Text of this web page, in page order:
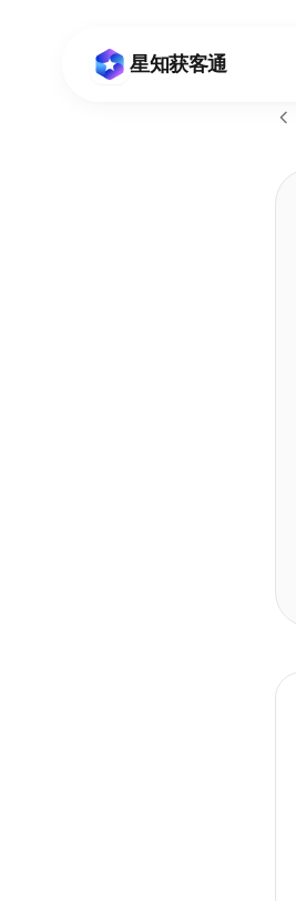
星知获客通